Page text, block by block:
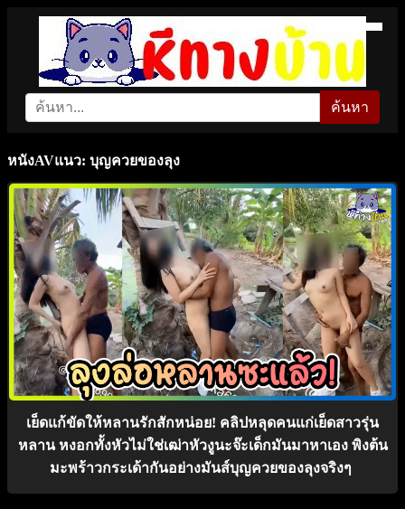
ค้นหา
หนังAVแนว: บุญควยของลุง
เย็ดแก้ขัดให้หลานรักสักหน่อย! คลิปหลุดคนแก่เย็ดสาวรุ่น
หลาน หงอกทั้งหัวไม่ใช่เฒ่าหัวงูนะจ๊ะเด็กมันมาหาเอง พิงต้น
มะพร้าวกระเด้ากันอย่างมันส์บุญควยของลุงจริงๆ